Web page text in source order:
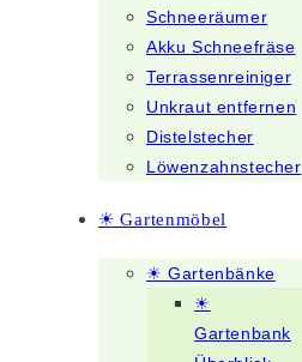
Schneeräumer
Akku Schneefräse
Terrassenreiniger
Unkraut entfernen
Distelstecher
Löwenzahnstecher
☀ Gartenmöbel
☀ Gartenbänke
☀
Gartenbank